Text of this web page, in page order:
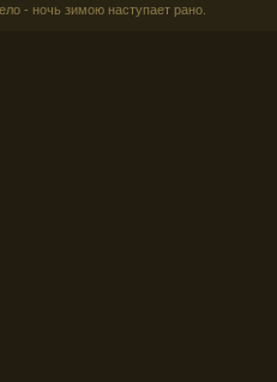
- ночь зимою наступает рано.